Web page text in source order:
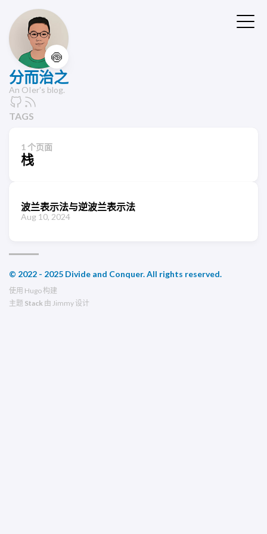
🍥
分而治之
An OIer's blog.
TAGS
1 个页面
栈
波兰表示法与逆波兰表示法
Aug 10, 2024
© 2022 - 2025 Divide and Conquer. All rights reserved.
使用 Hugo构建
主题 Stack 由 Jimmy设计